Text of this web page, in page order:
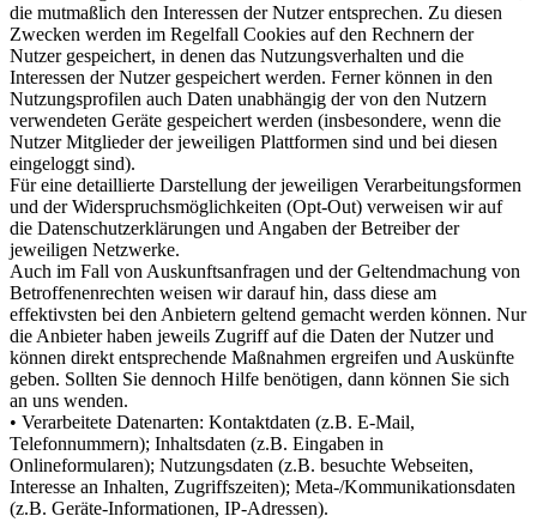
die mutmaßlich den Interessen der Nutzer entsprechen. Zu diesen
Zwecken werden im Regelfall Cookies auf den Rechnern der
Nutzer gespeichert, in denen das Nutzungsverhalten und die
Interessen der Nutzer gespeichert werden. Ferner können in den
Nutzungsprofilen auch Daten unabhängig der von den Nutzern
verwendeten Geräte gespeichert werden (insbesondere, wenn die
Nutzer Mitglieder der jeweiligen Plattformen sind und bei diesen
eingeloggt sind).
Für eine detaillierte Darstellung der jeweiligen Verarbeitungsformen
und der Widerspruchsmöglichkeiten (Opt-Out) verweisen wir auf
die Datenschutzerklärungen und Angaben der Betreiber der
jeweiligen Netzwerke.
Auch im Fall von Auskunftsanfragen und der Geltendmachung von
Betroffenenrechten weisen wir darauf hin, dass diese am
effektivsten bei den Anbietern geltend gemacht werden können. Nur
die Anbieter haben jeweils Zugriff auf die Daten der Nutzer und
können direkt entsprechende Maßnahmen ergreifen und Auskünfte
geben. Sollten Sie dennoch Hilfe benötigen, dann können Sie sich
an uns wenden.
• Verarbeitete Datenarten: Kontaktdaten (z.B. E-Mail,
Telefonnummern); Inhaltsdaten (z.B. Eingaben in
Onlineformularen); Nutzungsdaten (z.B. besuchte Webseiten,
Interesse an Inhalten, Zugriffszeiten); Meta-/Kommunikationsdaten
(z.B. Geräte-Informationen, IP-Adressen).